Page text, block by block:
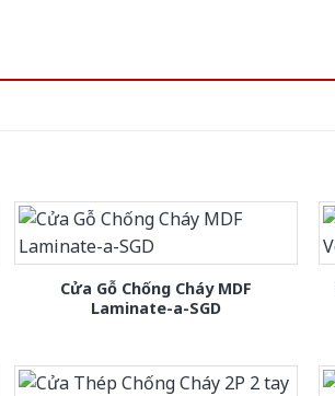
Cửa Gỗ Chống Cháy MDF
Laminate-a-SGD